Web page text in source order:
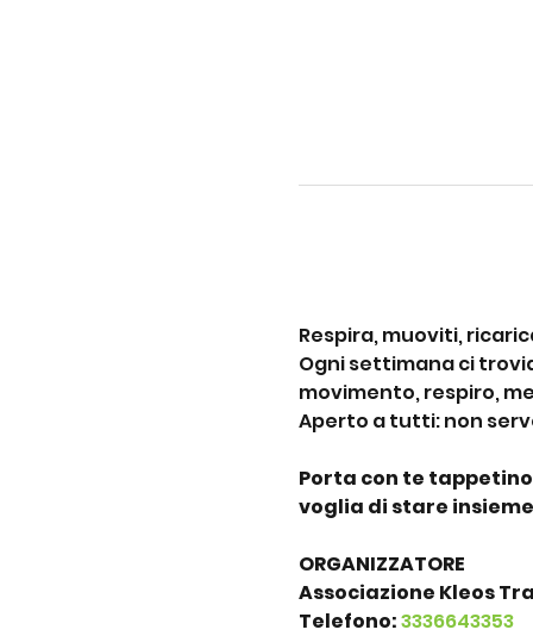
Respira, muoviti,
Ogni settimana ci
movimento, respiro,
Aperto a tutti: non
Porta con te
voglia di stare
ORGANIZZATORE
Associazione Kleos
Telefono: 3336643353